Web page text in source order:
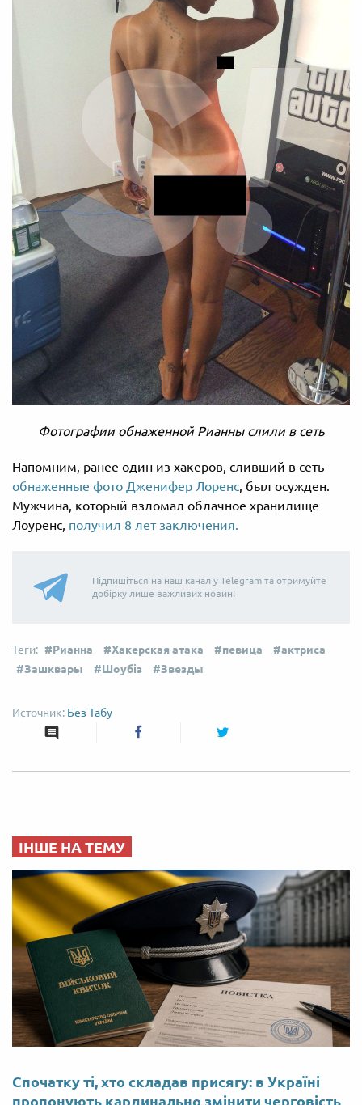
Фотографии обнаженной Рианны слили в сеть
Напомним, ранее один из хакеров, сливший в сеть
обнаженные фото Дженифер Лоренс, был осужден.
Мужчина, который взломал облачное хранилище
Лоуренс, получил 8 лет заключения.
Підпишіться на наш канал у Telegram та отримуйте
добірку лише важливих новин!
Рианна Хакерская атака певица
актриса
Зашквары
Шоубіз Звезды
Без Табу
ІНШЕ НА ТЕМУ
Спочатку ті, хто складав присягу: в Україні
пропонують кардинально змінити черговість